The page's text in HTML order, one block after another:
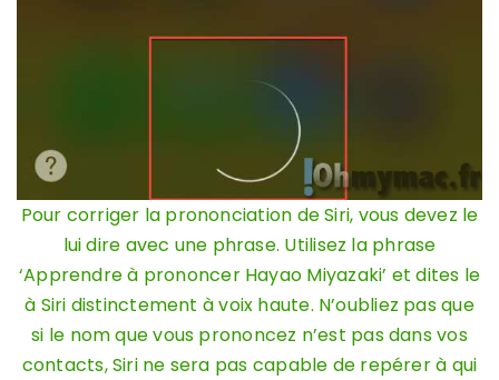
Pour corriger la prononciation de Siri, vous devez le
lui dire avec une phrase. Utilisez la phrase
‘Apprendre à prononcer Hayao Miyazaki’ et dites le
à Siri distinctement à voix haute. N’oubliez pas que
si le nom que vous prononcez n’est pas dans vos
contacts, Siri ne sera pas capable de repérer à qui